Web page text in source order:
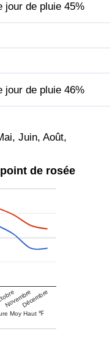
jour de pluie 45%
jour de pluie 46%
Juin, Août,
de rosée
Moy Haut ℉
NovembreDécembre